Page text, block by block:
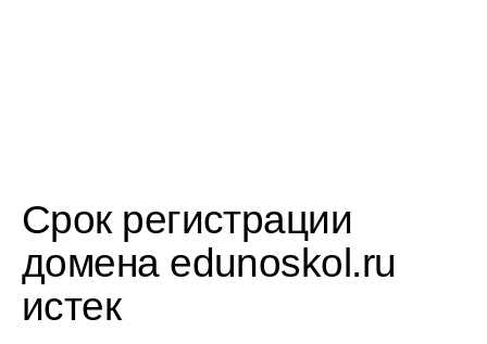
Срок регистрации
домена edunoskol.ru
истек